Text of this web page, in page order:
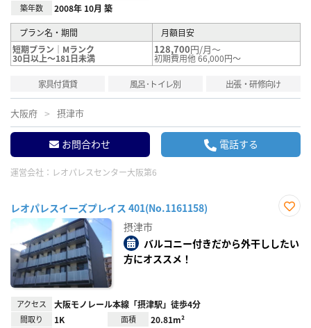
築年数 2008年 10月 築
プラン名・期間
月額目安
短期プラン｜Mランク
30日以上～181日未満
128,700円/月～
初期費用他 66,000円～
家具付賃貸 風呂･トイレ別 出張・研修向け
大阪府 摂津市
お問合わせ 電話する
運営会社： レオパレスセンター大阪第6
レオパレスイーズプレイス 401(No.1161158)
り登
録
摂津市
バルコニー付きだから外干ししたい
方にオススメ！
アクセス 大阪モノレール本線「摂津駅」徒歩4分
間取り 1K 面積 20.81m²